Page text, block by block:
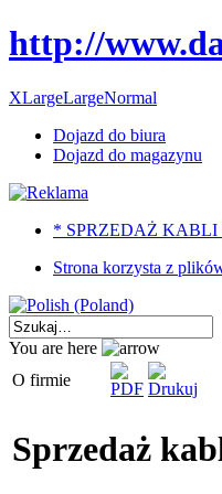
http://
XLargeLargeNormal
Dojazd do biura
Dojazd do magazynu
* SPRZEDAŻ
Strona korzysta z
You are here
O firmie
Sprzedaż